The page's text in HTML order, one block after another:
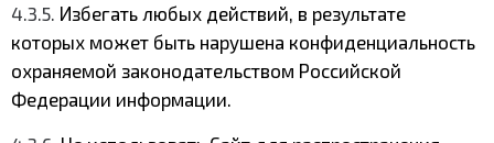
4.3.5. Избегать любых действий, в результате
которых может быть нарушена конфиденциальность
охраняемой законодательством Российской
Федерации информации.